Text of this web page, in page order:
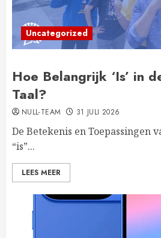
Uncategorized
Hoe Belangrijk ‘Is’ in
Taal?
NULL-TEAM 31 JULI 2026
De Betekenis en Toepassingen
“is”...
LEES MEER